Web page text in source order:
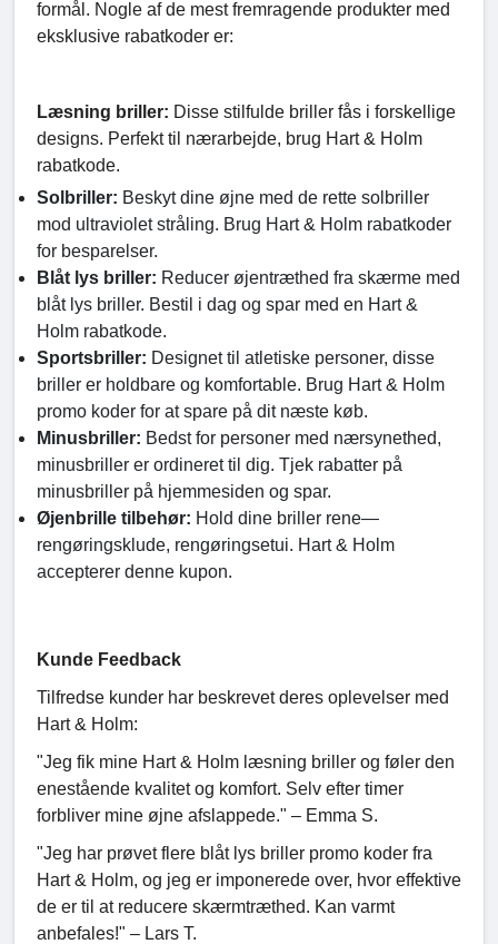
formål. Nogle af de mest fremragende produkter med
eksklusive rabatkoder er:
Læsning briller: Disse stilfulde briller fås i forskellige
designs. Perfekt til nærarbejde, brug Hart & Holm
rabatkode.
Solbriller: Beskyt dine øjne med de rette solbriller
mod ultraviolet stråling. Brug Hart & Holm rabatkoder
for besparelser.
Blåt lys briller: Reducer øjentræthed fra skærme med
blåt lys briller. Bestil i dag og spar med en Hart &
Holm rabatkode.
Sportsbriller: Designet til atletiske personer, disse
briller er holdbare og komfortable. Brug Hart & Holm
promo koder for at spare på dit næste køb.
Minusbriller: Bedst for personer med nærsynethed,
minusbriller er ordineret til dig. Tjek rabatter på
minusbriller på hjemmesiden og spar.
Øjenbrille tilbehør: Hold dine briller rene—
rengøringsklude, rengøringsetui. Hart & Holm
accepterer denne kupon.
Kunde Feedback
Tilfredse kunder har beskrevet deres oplevelser med
Hart & Holm:
"Jeg fik mine Hart & Holm læsning briller og føler den
enestående kvalitet og komfort. Selv efter timer
forbliver mine øjne afslappede." – Emma S.
"Jeg har prøvet flere blåt lys briller promo koder fra
Hart & Holm, og jeg er imponerede over, hvor effektive
de er til at reducere skærmtræthed. Kan varmt
anbefales!" – Lars T.